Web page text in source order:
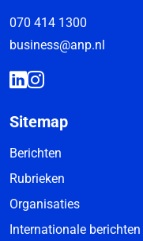
070 414 1300
business@anp.nl
Sitemap
Berichten
Rubrieken
Organisaties
Internationale berichten